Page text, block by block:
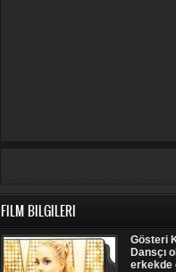
FILM BILGILERI
Gösteri
Dansçı
erkekde